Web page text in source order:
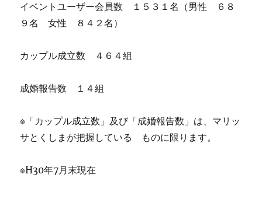
イベントユーザー会員数 １５３１名（男性 ６８
９名 女性 ８４２名）
カップル成立数 ４６４組
成婚報告数 １４組
※「カップル成立数」及び「成婚報告数」は、マリッ
サとくしまが把握している ものに限ります。
※H30年7月末現在